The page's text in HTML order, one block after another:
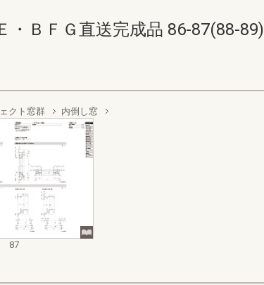
・ＢＦＧ直送完成品 86-87(88-89)
クト窓群 内倒し窓
87